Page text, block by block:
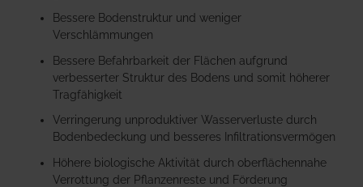
Bessere Bodenstruktur und weniger
Verschlämmungen
Bessere Befahrbarkeit der Flächen aufgrund
verbesserter Struktur des Bodens und somit höherer
Tragfähigkeit
Verringerung unproduktiver Wasserverluste durch
Bodenbedeckung und besseres Infiltrationsvermögen
Höhere biologische Aktivität durch oberflächennahe
Verrottung der Pflanzenreste und Förderung